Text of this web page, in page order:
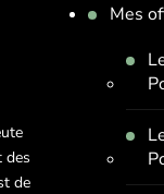
des
de
Mes